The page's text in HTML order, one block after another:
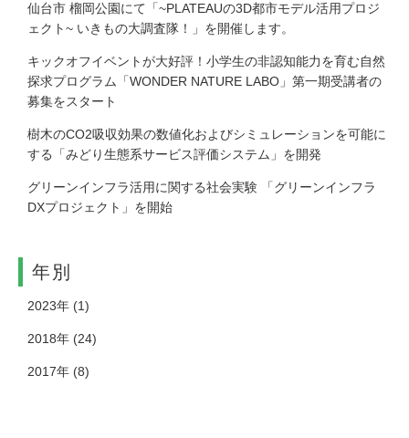
仙台市 榴岡公園にて「~PLATEAUの3D都市モデル活用プロジ
ェクト~ いきもの大調査隊！」を開催します。
キックオフイベントが大好評！小学生の非認知能力を育む自然
探求プログラム「WONDER NATURE LABO」第一期受講者の
募集をスタート
樹木のCO2吸収効果の数値化およびシミュレーションを可能に
する「みどり生態系サービス評価システム」を開発
グリーンインフラ活用に関する社会実験 「グリーンインフラ
DXプロジェクト」を開始
年別
2023年 (1)
2018年 (24)
2017年 (8)